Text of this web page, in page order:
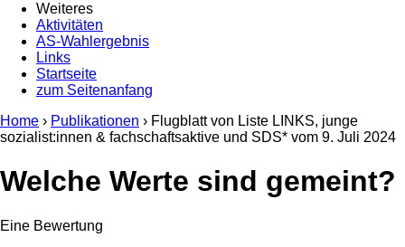
Weiteres
Aktivitäten
AS-Wahlergebnis
Links
Startseite
zum Seitenanfang
Home › Publikationen › Flugblatt von Liste LINKS, junge
sozialist:innen & fachschaftsaktive und SDS* vom 9. Juli 2024
Welche Werte sind gemeint?
Eine Bewertung